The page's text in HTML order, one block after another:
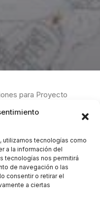
utilizamos tecnologías como
a la información del
tecnologías nos permitirá
de navegación o las
consentir o retirar el
a ciertas
para Proyecto
de local para
en el T.M. de
S.L.
Arquitectura.
para Proyecto de